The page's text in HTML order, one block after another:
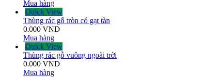
Mua hàng
Quick View
Thùng rác gỗ tròn có gạt tàn
0.000 VND
Mua hàng
Quick View
Thùng rác gỗ vuông ngoài trời
0.000 VND
Mua hàng